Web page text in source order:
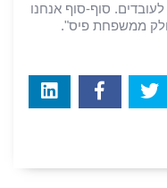
סוף-סוף אנחנו
ממשפחת פיס".